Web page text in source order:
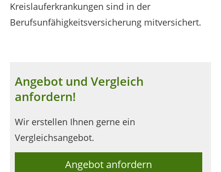
Kreislauferkrankungen sind in der
Berufsunfähigkeitsversicherung mitversichert.
Angebot und Vergleich
anfordern!
Wir erstellen Ihnen gerne ein
Vergleichsangebot.
Angebot anfordern